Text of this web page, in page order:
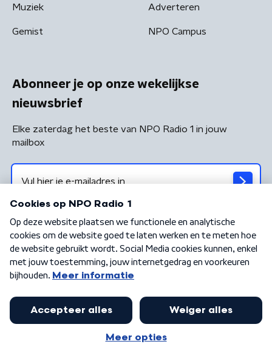
Muziek
Gemist
Adverteren
NPO Campus
Abonneer je op onze wekelijkse
nieuwsbrief
Elke zaterdag het beste van NPO Radio 1 in jouw
mailbox
Algemene voorwaarden